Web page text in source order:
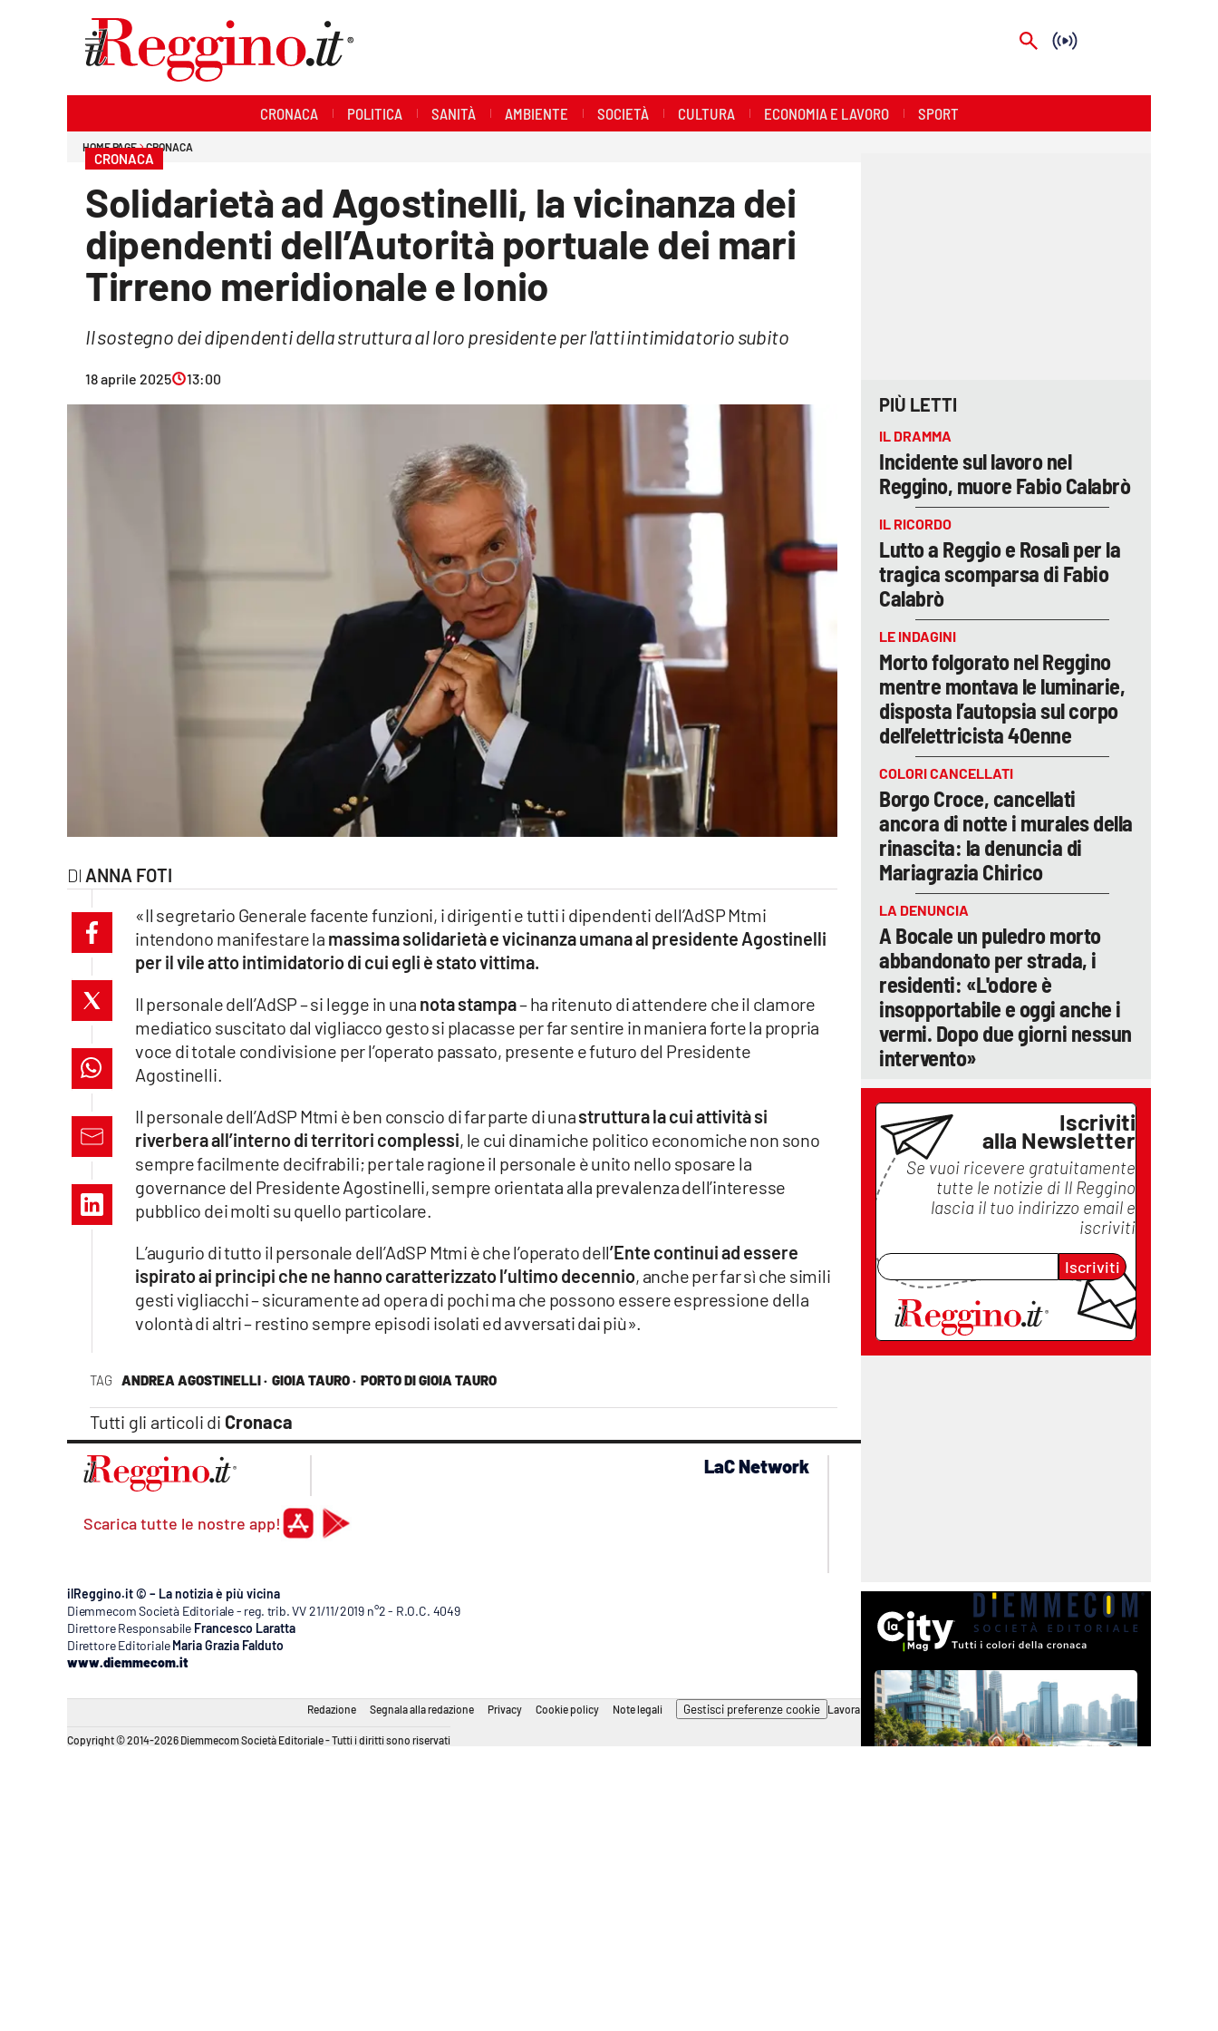
Economia e lavoro
catanzarochannel.it
lacapitalenews.it
Vai
CRONACA POLITICA SANITÀ AMBIENTE SOCIETÀ CULTURA ECONOMIA E LAVORO SPORT
HOME PAGE CRONACA
CRONACA
Solidarietà ad Agostinelli, la vicinanza dei
dipendenti dell’Autorità portuale dei mari
Tirreno meridionale e Ionio
Il sostegno dei dipendenti della struttura al loro presidente per l'atti intimidatorio subito
18 aprile 2025 13:00
ANNA FOTI
TAG ANDREA AGOSTINELLI · GIOIA TAURO · PORTO DI GIOIA TAURO
Tutti gli articoli di Cronaca
«Il segretario Generale facente funzioni, i dirigenti e tutti i dipendenti dell’AdSP Mtmi
intendono manifestare la massima solidarietà e vicinanza umana al presidente Agostinelli
per il vile atto intimidatorio di cui egli è stato vittima.
Il personale dell’AdSP – si legge in una nota stampa– ha ritenuto di attendere che il clamore
mediatico suscitato dal vigliacco gesto si placasse per far sentire in maniera forte la propria
voce di totale condivisione per l’operato passato, presente e futuro del Presidente
Agostinelli.
Il personale dell’AdSP Mtmi è ben conscio di far parte di unastruttura la cui attività si
riverbera all’interno di territori complessi, le cui dinamiche politico economiche non sono
sempre facilmente decifrabili; per tale ragione il personale è unito nello sposare la
governance del Presidente Agostinelli, sempre orientata alla prevalenza dell’interesse
pubblico dei molti su quello particolare.
L’augurio di tutto il personale dell’AdSP Mtmi è che l’operato dell’Ente continui ad essere
ispirato ai principi che ne hanno caratterizzato l’ultimo decennio, anche per far sì che simili
gesti vigliacchi – sicuramente ad opera di pochi ma che possono essere espressione della
volontà di altri – restino sempre episodi isolati ed avversati dai più».
PIÙ LETTI
IL DRAMMA
Incidente sul lavoro nel
Reggino, muore Fabio Calabrò
IL RICORDO
Lutto a Reggio e Rosalì per la
tragica scomparsa di Fabio
Calabrò
LE INDAGINI
Morto folgorato nel Reggino
mentre montava le luminarie,
disposta l’autopsia sul corpo
dell’elettricista 40enne
COLORI CANCELLATI
Borgo Croce, cancellati
ancora di notte i murales della
rinascita: la denuncia di
Mariagrazia Chirico
LA DENUNCIA
A Bocale un puledro morto
abbandonato per strada, i
residenti: «L'odore è
insopportabile e oggi anche i
vermi. Dopo due giorni nessun
intervento»
Iscriviti
alla Newsletter
Se vuoi ricevere gratuitamente
tutte le notizie di Il Reggino
lascia il tuo indirizzo email e
iscriviti
Iscriviti
Scarica tutte le nostre app!
LaC Network
ilReggino.it © – La notizia è più vicina
Diemmecom Società Editoriale - reg. trib. VV 21/11/2019 n°2 - R.O.C. 4049
Direttore Responsabile Francesco Laratta
Direttore Editoriale Maria Grazia Falduto
www.diemmecom.it
Redazione Segnala alla redazione Privacy Cookie policy Note legali Gestisci preferenze cookie Lavora con noi
Copyright © 2014-2026 Diemmecom Società Editoriale - Tutti i diritti sono riservati